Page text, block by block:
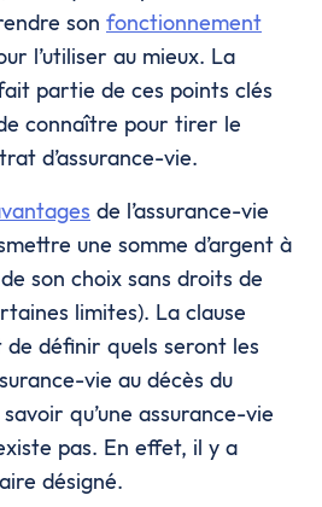
son fonctionnement
l’utiliser au mieux. La
partie de ces points clés
connaître pour tirer le
d’assurance-vie.
de l’assurance-vie
une somme d’argent à
son choix sans droits de
limites). La clause
définir quels seront les
vie au décès du
qu’une assurance-vie
pas. En effet, il y a
désigné.